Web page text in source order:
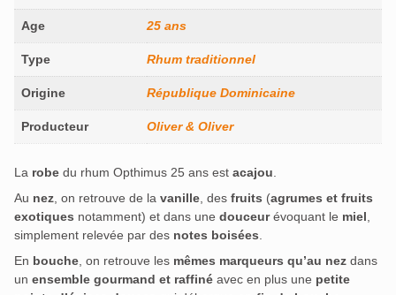
Age 25 ans
Type Rhum traditionnel
Origine République Dominicaine
Producteur Oliver & Oliver
La robe du rhum Opthimus 25 ans est acajou.
Au nez, on retrouve de la vanille, des fruits (agrumes et fruits
exotiques notamment) et dans une douceurévoquant le miel,
simplement relevée par des notes boisées.
En bouche, on retrouve les mêmes marqueurs qu’au nez dans
un ensemble gourmand et raffiné avec en plus une petite